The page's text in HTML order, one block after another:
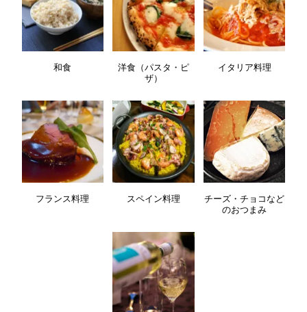
和食
洋食（パスタ・ピ
ザ）
イタリア料理
フランス料理 スペイン料理
チーズ・チョコなど
のおつまみ